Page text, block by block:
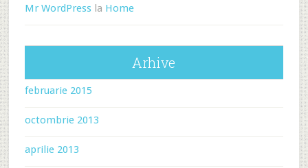
Mr WordPressla Home
Arhive
februarie 2015
octombrie 2013
aprilie 2013